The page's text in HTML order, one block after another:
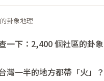
卦象地理
一下：2,400 個社區的卦象
灣一半的地方都帶「火」？